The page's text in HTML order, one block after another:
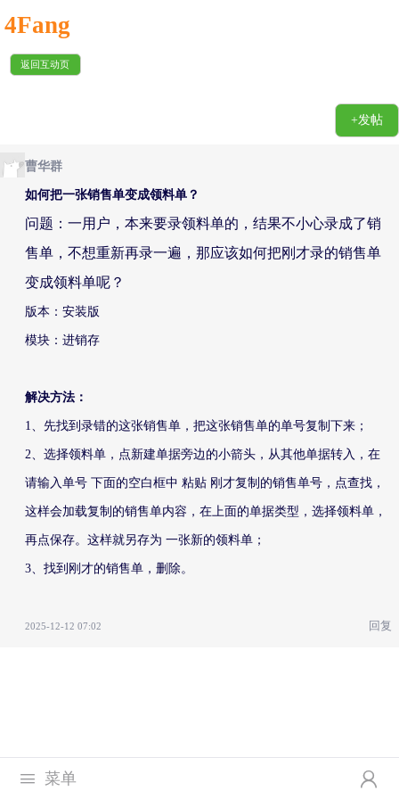
4Fang
返回互动页
+发帖
曹华群
如何把一张销售单变成领料单？
问题：一用户，本来要录领料单的，结果不小心录成了销
售单，不想重新再录一遍，那应该如何把刚才录的销售单
变成领料单呢？
版本：安装版
模块：进销存
解决方法：
1、先找到录错的这张销售单，把这张销售单的单号复制下来；
2、选择领料单，点新建单据旁边的小箭头，从其他单据转入，在
请输入单号 下面的空白框中 粘贴 刚才复制的销售单号，点查找，
这样会加载复制的销售单内容，在上面的单据类型，选择领料单，
再点保存。这样就另存为 一张新的领料单；
3、找到刚才的销售单，删除。
2025-12-12 07:02 回复
 菜单 